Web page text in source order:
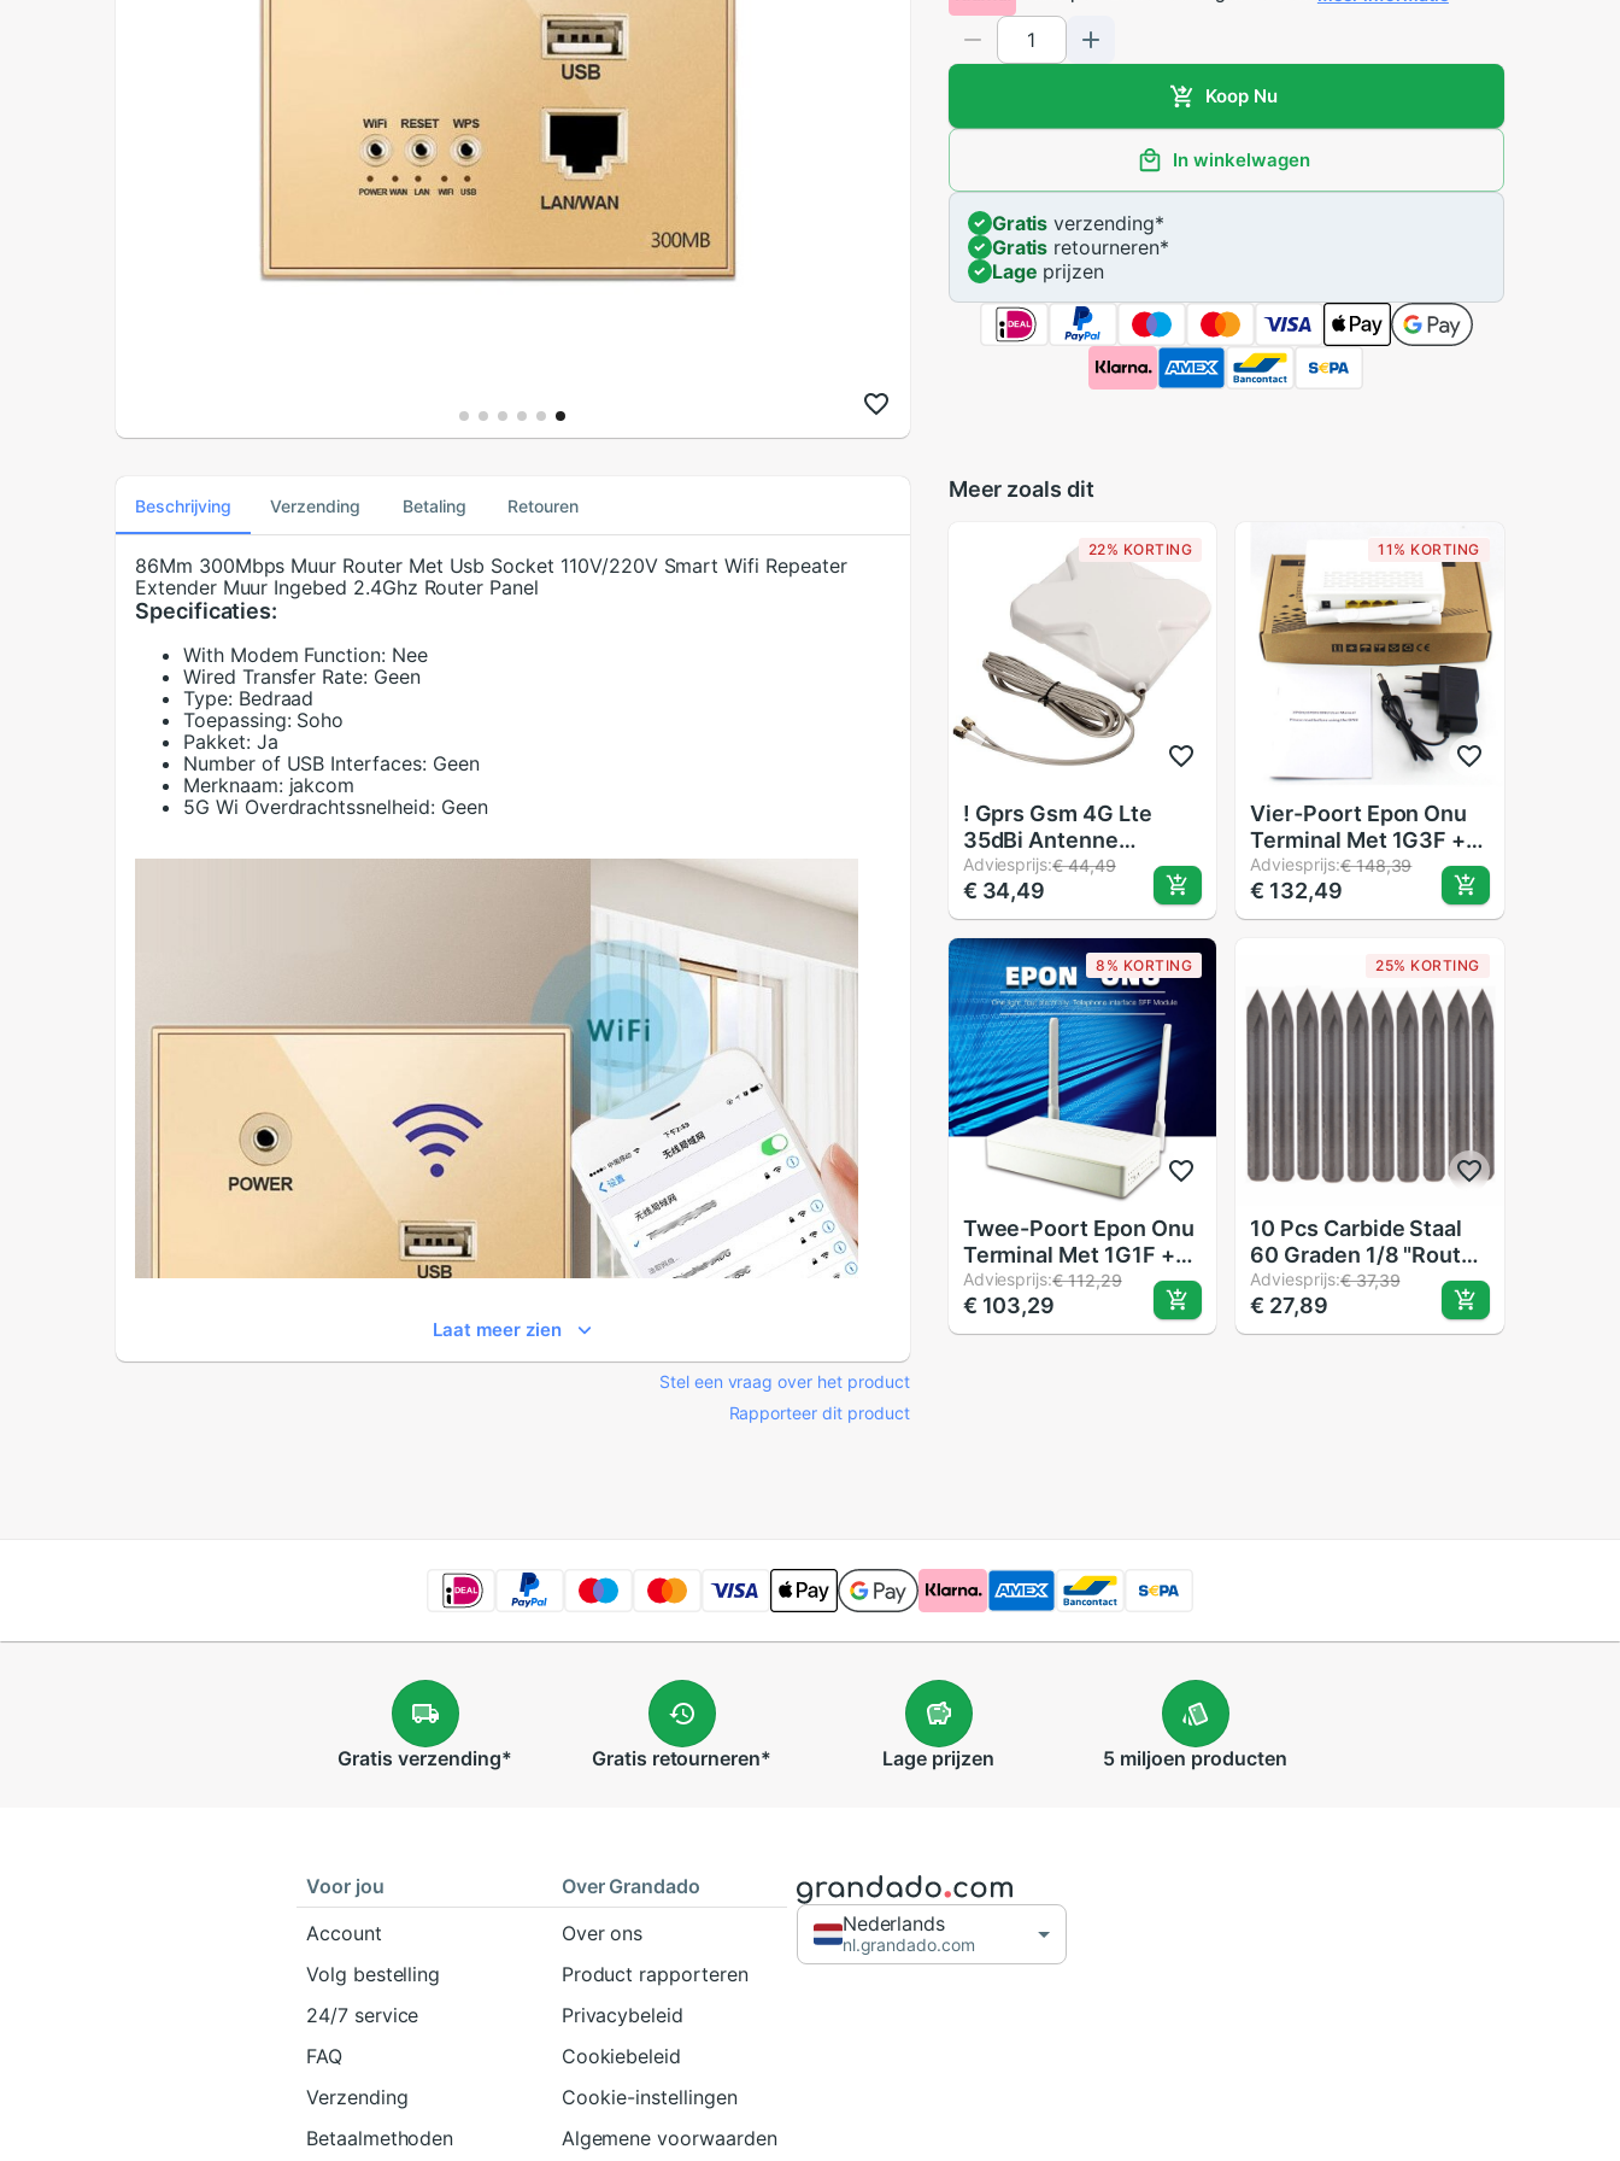
Koop Nu
In winkelwagen
Gratis verzending*
Gratis retourneren*
Lage prijzen
Beschrijving Verzending Betaling Retouren
86Mm 300Mbps Muur Router Met Usb Socket 110V/220V Smart Wifi Repeater
Extender Muur Ingebed 2.4Ghz Router Panel
Specificaties:
With Modem Function: Nee
Wired Transfer Rate: Geen
Type: Bedraad
Toepassing: Soho
Pakket: Ja
Number of USB Interfaces: Geen
Merknaam: jakcom
5G Wi Overdrachtssnelheid: Geen
Laat meer zien
Stel een vraag over het product
Rapporteer dit product
Meer zoals dit
22% KORTING
! Gprs Gsm 4G Lte
35dBi Antenne
Booster Signaal Sma
Stekker 2M Kabel
Adviesprijs:€ 44,49
€ 34,49
11% KORTING
Vier-Poort Epon Onu
Terminal Met 1G3F +
Wifi + Potten Telefoon
Poort Toepassing Op
Ftth-Modus Mini Fiber
Firmware Eu Plus
Adviesprijs:€ 148,39
€ 132,49
8% KORTING
Twee-Poort Epon Onu
Terminal Met 1G1F +
Catv + Wifi Video
Surveillance Ftth
Modus Mini Glasvezel
Adviesprijs:€ 112,29
€ 103,29
25% KORTING
10 Pcs Carbide Staal
60 Graden 1/8 "Router
Piramide Graveren Bits
CNC Machines 0.1mm
Adviesprijs:€ 37,39
€ 27,89
Gratis verzending* Gratis retourneren* Lage prijzen 5 miljoen producten
Voor jou
Account
Volg bestelling
24/7 service
FAQ
Verzending
Betaalmethoden
Over Grandado
Over ons
Product rapporteren
Privacybeleid
Cookiebeleid
Cookie-instellingen
Algemene voorwaarden
Nederlands
nl.grandado.com